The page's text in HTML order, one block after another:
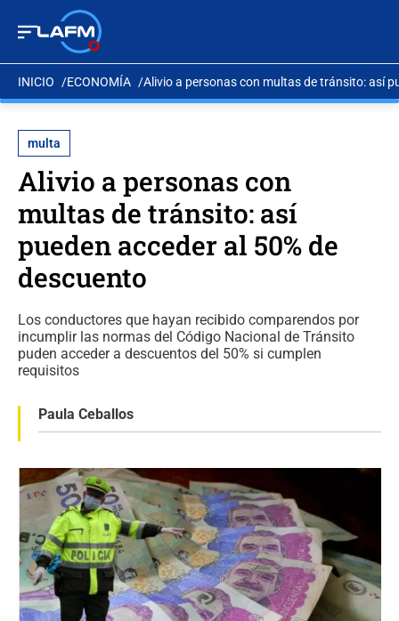
INICIO ECONOMÍA Alivio a personas con multas de tránsito: así
multa
Alivio a personas con
multas de tránsito: así
pueden acceder al 50% de
descuento
Los conductores que hayan recibido comparendos por
incumplir las normas del Código Nacional de Tránsito
puden acceder a descuentos del 50% si cumplen
requisitos
Paula Ceballos